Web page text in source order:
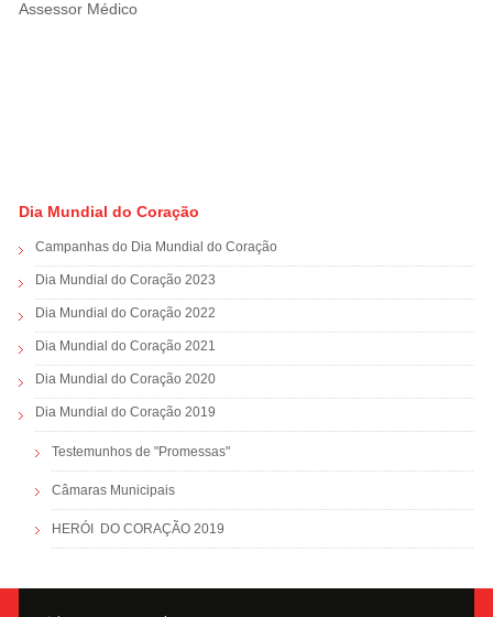
Assessor Médico
Dia Mundial do Coração
Campanhas do Dia Mundial do Coração
Dia Mundial do Coração 2023
Dia Mundial do Coração 2022
Dia Mundial do Coração 2021
Dia Mundial do Coração 2020
Dia Mundial do Coração 2019
Testemunhos de "Promessas"
Câmaras Municipais
HERÓI DO CORAÇÃO 2019